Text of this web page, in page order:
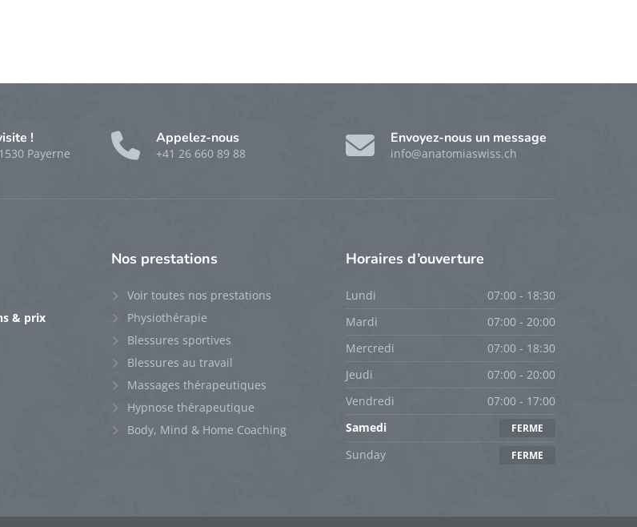
!
Payerne
Appelez-nous
+41 26 660 89 88
Envoyez-nous un message
info@anatomiaswiss.ch
& prix
Nos prestations
Voir toutes nos prestations
Physiothérapie
Blessures sportives
Blessures au travail
Massages thérapeutiques
Hypnose thérapeutique
Body, Mind & Home Coaching
Horaires d’ouverture
Lundi
07:00 - 18:30
Mardi
07:00 - 20:00
Mercredi
07:00 - 18:30
Jeudi
07:00 - 20:00
Vendredi
07:00 - 17:00
Samedi
FERME
Sunday FERME